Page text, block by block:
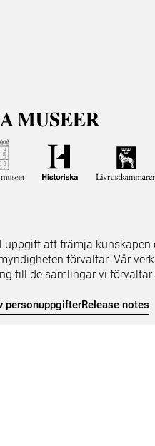
att främja
förvaltar. Vår
till de samlingar vi
personuppgifterRelease notes